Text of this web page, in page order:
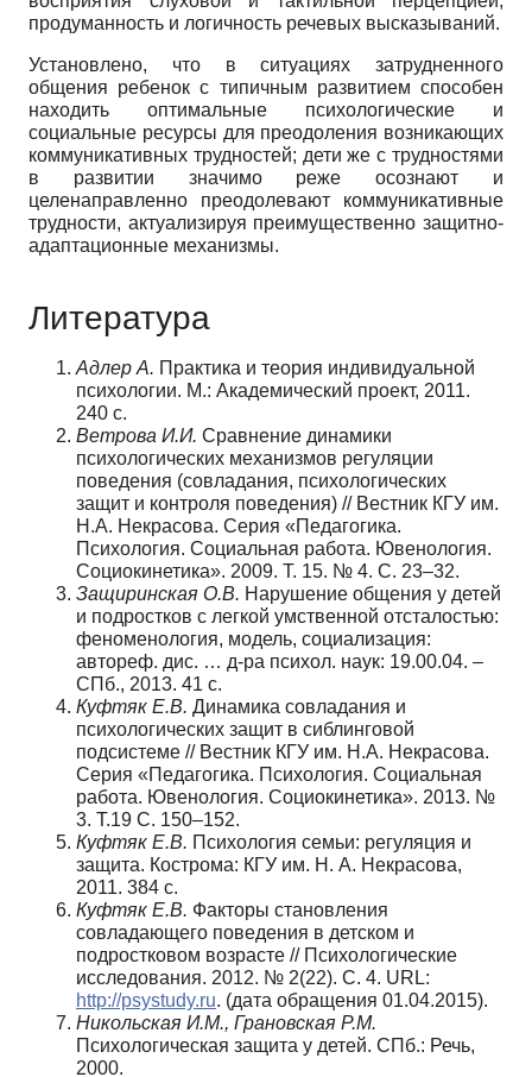
продуманность и логичность речевых высказываний.
Установлено, что в ситуациях затрудненного
общения ребенок с типичным развитием способен
находить оптимальные психологические и
социальные ресурсы для преодоления возникающих
коммуникативных трудностей; дети же с трудностями
в развитии значимо реже осознают и
целенаправленно преодолевают коммуникативные
трудности, актуализируя преимущественно защитно­
адаптационные механизмы.
Литература
Адлер А. Практика и теория индивидуальной
психологии. М.: Академический проект, 2011.
240 с.
Ветрова И.И. Сравнение динамики
психологических механизмов регуляции
поведения (совладания, психологических
защит и контроля поведения) // Вестник КГУ им.
Н.А. Некрасова. Серия «Педагогика.
Психология. Социальная работа. Ювенология.
Социокинетика». 2009. Т. 15. № 4. С. 23–32.
Защиринская О.В. Нарушение общения у детей
и подростков с легкой умственной отсталостью:
феноменология, модель, социализация:
автореф. дис. … д-ра психол. наук: 19.00.04. –
СПб., 2013. 41 с.
Куфтяк Е.В. Динамика совладания и
психологических защит в сиблинговой
подсистеме // Вестник КГУ им. Н.А. Некрасова.
Серия «Педагогика. Психология. Социальная
работа. Ювенология. Социокинетика». 2013. №
3. Т.19 С. 150–152.
Куфтяк Е.В. Психология семьи: регуляция и
защита. Кострома: КГУ им. Н. А. Некрасова,
2011. 384 с.
Куфтяк Е.В. Факторы становления
совладающего поведения в детском и
подростковом возрасте // Психологические
исследования. 2012. № 2(22). С. 4. URL:
http://psystudy.ru. (дата обращения 01.04.2015).
Никольская И.М., Грановская Р.М.
Психологическая защита у детей. СПб.: Речь,
2000.